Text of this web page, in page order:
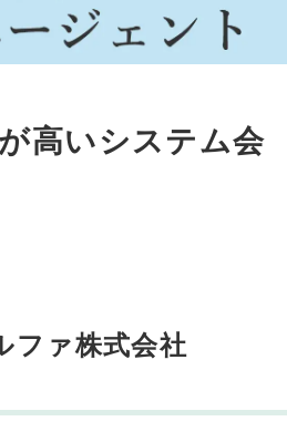
高いシステム会
ファ株式会社